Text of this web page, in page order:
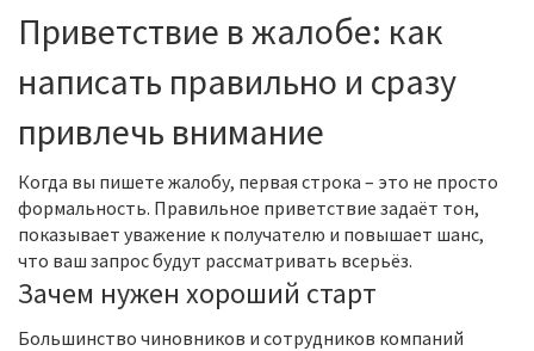
Приветствие в жалобе: как
написать правильно и сразу
привлечь внимание
Когда вы пишете жалобу, первая строка – это не просто
формальность. Правильное приветствие задаёт тон,
показывает уважение к получателю и повышает шанс,
что ваш запрос будут рассматривать всерьёз.
Зачем нужен хороший старт
Большинство чиновников и сотрудников компаний